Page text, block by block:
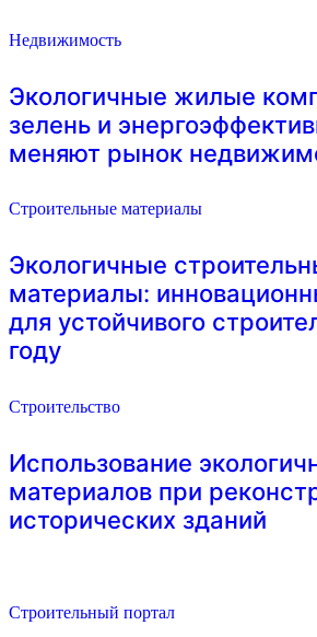
Недвижимость
Экологичные жилые
зелень и
меняют рынок
Строительные материалы
Экологичные
материалы:
для устойчивого
году
Строительство
Использование
материалов при
исторических зданий
Строительный портал